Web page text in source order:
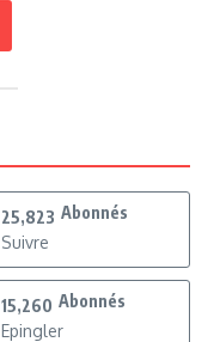
25,823 Abonnés
Suivre
15,260 Abonnés
Epingler